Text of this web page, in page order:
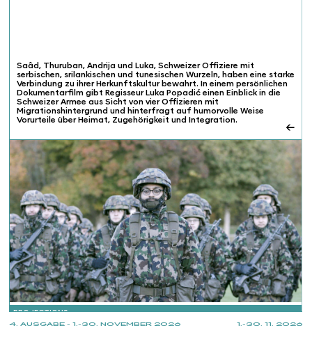
1.-30. 11. 2026
4. AUSGABE - 1.-30. NOVEMBER 2026
Saâd, Thuruban, Andrija und Luka, Schweizer Offiziere mit
serbischen, srilankischen und tunesischen Wurzeln, haben eine starke
Verbindung zu ihrer Herkunftskultur bewahrt. In einem persönlichen
Dokumentarfilm gibt Regisseur Luka Popadić einen Einblick in die
Schweizer Armee aus Sicht von vier Offizieren mit
Migrationshintergrund und hinterfragt auf humorvolle Weise
Vorurteile über Heimat, Zugehörigkeit und Integration.
←
PROJECTIONS